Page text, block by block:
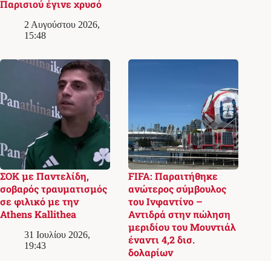
Παρισιού έγινε χρυσό
2 Αυγούστου 2026,
15:48
ΣΟΚ με Παντελίδη,
σοβαρός τραυματισμός
σε φιλικό με την
Athens Kallithea
31 Ιουλίου 2026,
19:43
FIFA: Παραιτήθηκε
ανώτερος σύμβουλος
του Ινφαντίνο –
Αντιδρά στην πώληση
μεριδίου του Μουντιάλ
έναντι 4,2 δισ.
δολαρίων